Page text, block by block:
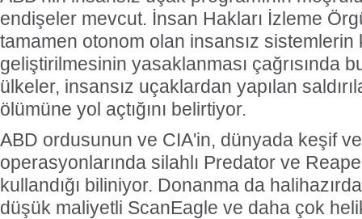
endişeler mevcut. İnsan Hakları İzleme
tamamen otonom olan insansız sistemlerin
geliştirilmesinin yasaklanması çağrısında
ülkeler, insansız uçaklardan yapılan
ölümüne yol açtığını belirtiyor.
ABD ordusunun ve CIA'in, dünyada keşif ve
operasyonlarında silahlı Predator ve
kullandığı biliniyor. Donanma da
düşük maliyetli ScanEagle ve daha çok